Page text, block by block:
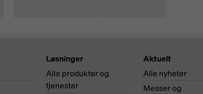
Løsninger
Alle produkter og
tjenester
Aktuelt
Alle nyheter
Messer og